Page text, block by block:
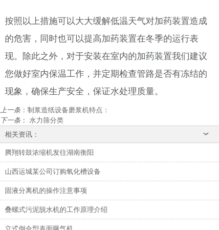
按照以上措施可以大大缓解低温天气对加药装置造成
的危害，同时也可以提高加药装置在冬季的运行表
现。除此之外，对于安装在室内的加药装置我们建议
您做好室内保温工作，并定期检查管路是否有冻结的
现象，确保生产安全，保证水处理质量。
上一条： 制浆造纸设备磨浆机特点：
下一条：
水力筛分类
相关资讯：
腾翔转鼓浓缩机发往湖南衡阳
山西运城某公司订购氧化槽设备
固液分离机的操作注意事项
叠螺式污泥脱水机的工作原理介绍